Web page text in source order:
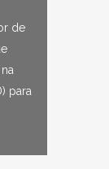
de
para